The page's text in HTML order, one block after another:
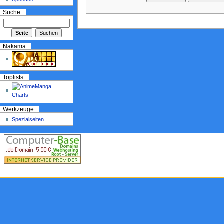
Suche
Nakama
Toplists
Werkzeuge
Spezialseiten